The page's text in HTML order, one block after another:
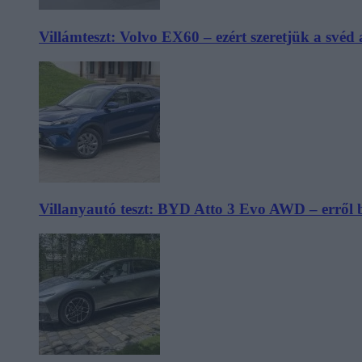
Villámteszt: Volvo EX60 – ezért szeretjük a svéd
Villanyautó teszt: BYD Atto 3 Evo AWD – erről